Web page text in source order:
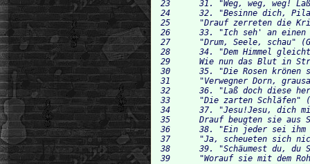
23 	31. "Weg, weg, weg! Laß ihn kreuzigen!"(Coro) "Wie er nun sah" (Evangelist)	0:28
24 	32. "Besinne dich, Pilatus" (Tochter Zion)	2:19
25 	"Drauf zerreten die Kriegsknecht ihn hinein" (Evang.)	0:31
26 	33. "Ich seh' an einen Stein gebunden" (Gläubige Seele, Soprano)	1:28
27 	"Drum, Seele, schau" (Gläubige Seele, Sopran)		1:56
28 	34. "Dem Himmel gleicht sein buntgefärbter Rücken" (Gläubige Seele, Soprano)	3:33
29 	Wie nun das Blut in Strömen von ihm rann (Evangelist)		0:26
30 	35. "Die Rosen krönen sonst der rauhen Dornen Spitzen" (Tochter Zion)	3:22
31 	"Verwegner Dorn, grausame Spitzen" (Tochter Zion)	1:15
32 	36. "Laß doch diese herbe Schmerzen" (Tochter Zion)	4:07
33 	"Die zarten Schläfen" (Tochter Zion)	0:58
34 	37. "Jesu!Jesu, dich mit unsern Seelen zu vermählen" (Tochter Zion)	2:29
35 	Drauf beugten sie aus Spoot vor ihm die Knie (Evangelist)	0:09
36 	38. "Ein jeder sei ihm untertänig"	1:00
37 	"Ja, scheueten sich nicht" (Evanglelist)	0:10
38 	39. "Schäumest du, du Schaum der Welt!" (Tochter Zion)	2:25
39 	"Worauf sie mit dem Rohr" (Evangelist)		0:16